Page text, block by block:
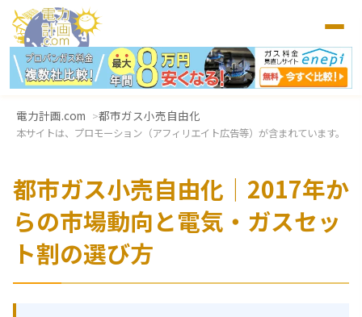
電力計画.com 都市ガス小売自由化
本サイトは、プロモーション（アフィリエイト広告等）が含まれています。
都市ガス小売自由化｜2017年か
らの市場動向と電気・ガスセッ
ト割の選び方